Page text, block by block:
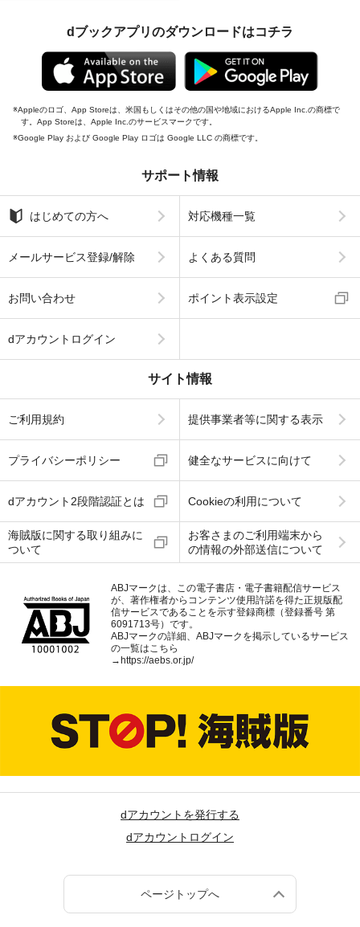
dブックアプリのダウンロードはコチラ
Appleのロゴ、App Storeは、米国もしくはその他の国や地域におけるApple Inc.の商標で
す。App Storeは、Apple Inc.のサービスマークです。
Google Play および Google Play ロゴは Google LLC の商標です。
サポート情報
はじめての方へ 対応機種一覧
メールサービス登録/解除 よくある質問
お問い合わせ ポイント表示設定
dアカウントログイン
サイト情報
ご利用規約 提供事業者等に関する表示
プライバシーポリシー 健全なサービスに向けて
dアカウント2段階認証とは Cookieの利用について
海賊版に関する取り組みに
ついて
お客さまのご利用端末から
の情報の外部送信について
ABJマークは、この電子書店・電子書籍配信サービス
が、著作権者からコンテンツ使用許諾を得た正規版配
信サービスであることを示す登録商標（登録番号 第
6091713号）です。
ABJマークの詳細、ABJマークを掲示しているサービス
の一覧はこちら
→ https://aebs.or.jp/
dアカウントを発行する
dアカウントログイン
ページトップへ